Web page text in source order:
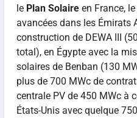
le Plan Solaireen France,
avancées dans les Émirats
construction de DEWA III
total), en Égypte avec la
solaires de Benban (130
plus de 700 MWc de
centrale PV de 450 MWc à
États-Unis avec quelque